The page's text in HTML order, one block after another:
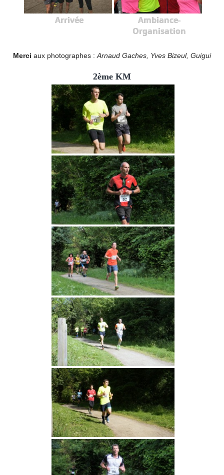
Arrivée
Ambiance-
Organisation
Merci aux photographes :Arnaud Gaches, Yves Bizeul, Guigui
2ème KM